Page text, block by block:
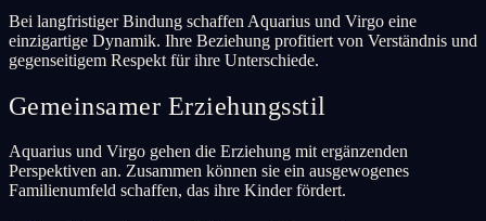
Bei langfristiger Bindung schaffen Aquarius und Virgo eine
einzigartige Dynamik. Ihre Beziehung profitiert von Verständnis und
gegenseitigem Respekt für ihre Unterschiede.
Gemeinsamer Erziehungsstil
Aquarius und Virgo gehen die Erziehung mit ergänzenden
Perspektiven an. Zusammen können sie ein ausgewogenes
Familienumfeld schaffen, das ihre Kinder fördert.